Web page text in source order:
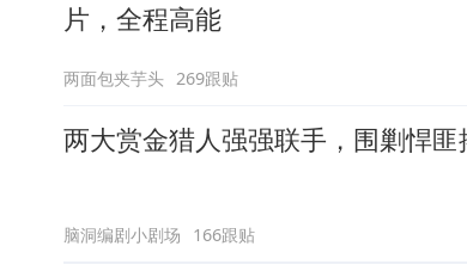
片，全程高能
两面包夹芋头 269跟贴
两大赏金猎人强强联手，围剿悍
脑洞编剧小剧场 166跟贴